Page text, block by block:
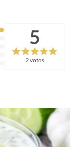
5
2 votos